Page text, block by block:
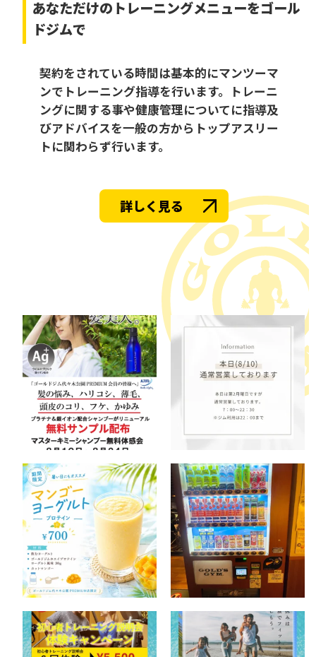
あなただけの トレーニングメニューをゴール
ドジムで
契約をされている時間は基本的にマンツーマ
ンでトレーニング指導を行います。トレーニ
ングに関する事や健康管理についてに指導及
びアドバイスを一般の方からトップアスリー
トに関わらず行います。
詳しく見る